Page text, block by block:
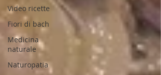
Video ricette
Fiori di bach
Medicina
naturale
Naturopatia